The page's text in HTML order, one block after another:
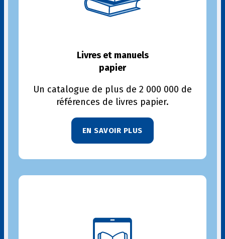
Livres et manuels
papier
Un catalogue de plus de 2 000 000 de
références de livres papier.
EN SAVOIR PLUS